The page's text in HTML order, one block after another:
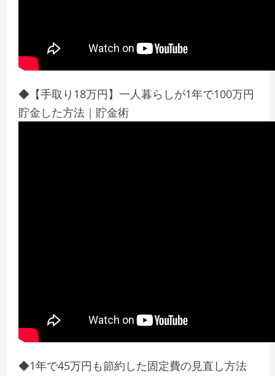
◆【手取り18万円】一人暮らしが1年で100万円
貯金した方法｜貯金術
◆1年で45万円も節約した固定費の見直し方法